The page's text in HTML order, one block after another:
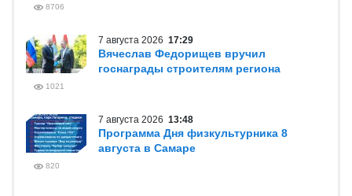
8706
7 августа 2026 17:29
Вячеслав Федорищев вручил
госнаграды строителям региона
1021
7 августа 2026 13:48
Программа Дня физкультурника 8
августа в Самаре
820